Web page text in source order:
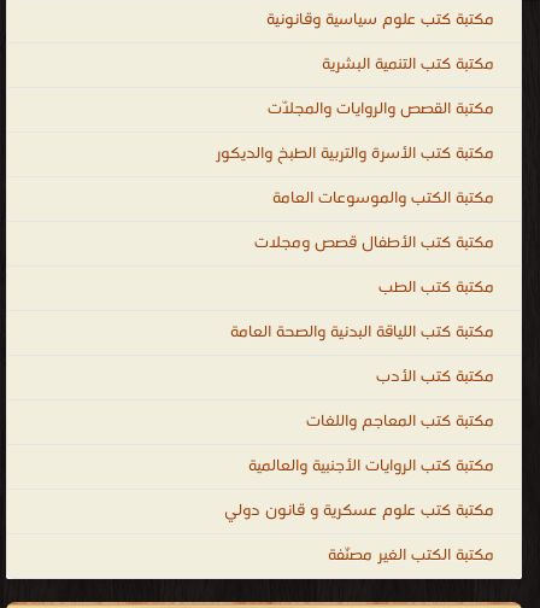
مكتبة كتب علوم سياسية وقانونية
مكتبة كتب التنمية البشرية
مكتبة القصص والروايات والمجلّات
مكتبة كتب الأسرة والتربية الطبخ والديكور
مكتبة الكتب والموسوعات العامة
مكتبة كتب الأطفال قصص ومجلات
مكتبة كتب الطب
مكتبة كتب اللياقة البدنية والصحة العامة
مكتبة كتب الأدب
مكتبة كتب المعاجم واللغات
مكتبة كتب الروايات الأجنبية والعالمية
مكتبة كتب علوم عسكرية و قانون دولي
مكتبة الكتب الغير مصنّفة